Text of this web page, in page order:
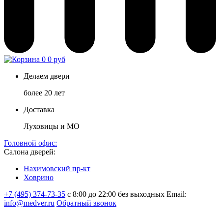
0 0 руб
Делаем двери
более 20 лет
Доставка
Луховицы и МО
Головной офис:
Салона дверей:
Нахимовский пр-кт
Ховрино
+7 (495) 374-73-35 с 8:00 до 22:00 без выходных Email:
info@medver.ru Обратный звонок